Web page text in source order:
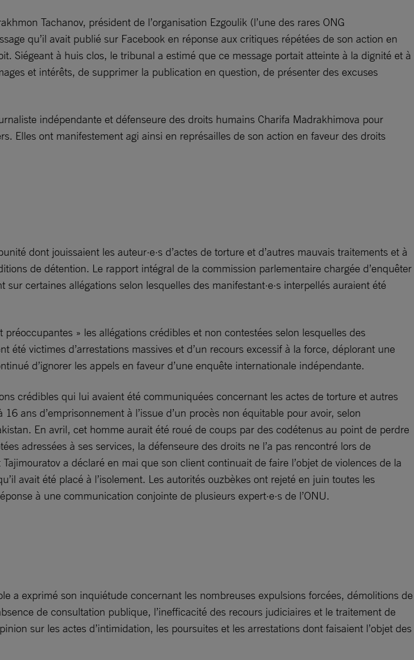
Tachanov, président de l’organisation Ezgoulik (l’une des rares ONG
qu’il avait publié sur Facebook en réponse aux critiques répétées de son action en
Siégeant à huis clos, le tribunal a estimé que ce message portait atteinte à la dignité et à
et intérêts, de supprimer la publication en question, de présenter des excuses
indépendante et défenseure des droits humains Charifa Madrakhimova pour
Elles ont manifestement agi ainsi en représailles de son action en faveur des droits
dont jouissaient les auteur·e·s d’actes de torture et d’autres mauvais traitements et à
de détention. Le rapport intégral de la commission parlementaire chargée d’enquêter
certaines allégations selon lesquelles des manifestant·e·s interpellés auraient été
» les allégations crédibles et non contestées selon lesquelles des
été victimes d’arrestations massives et d’un recours excessif à la force, déplorant une
d’ignorer les appels en faveur d’une enquête internationale indépendante.
crédibles qui lui avaient été communiquées concernant les actes de torture et autres
ans d’emprisonnement à l’issue d’un procès non équitable pour avoir, selon
En avril, cet homme aurait été roué de coups par des codétenus au point de perdre
adressées à ses services, la défenseure des droits ne l’a pas rencontré lors de
a déclaré en mai que son client continuait de faire l’objet de violences de la
avait été placé à l’isolement. Les autorités ouzbèkes ont rejeté en juin toutes les
à une communication conjointe de plusieurs expert·e·s de l’ONU.
a exprimé son inquiétude concernant les nombreuses expulsions forcées, démolitions de
de consultation publique, l’inefficacité des recours judiciaires et le traitement de
sur les actes d’intimidation, les poursuites et les arrestations dont faisaient l’objet des